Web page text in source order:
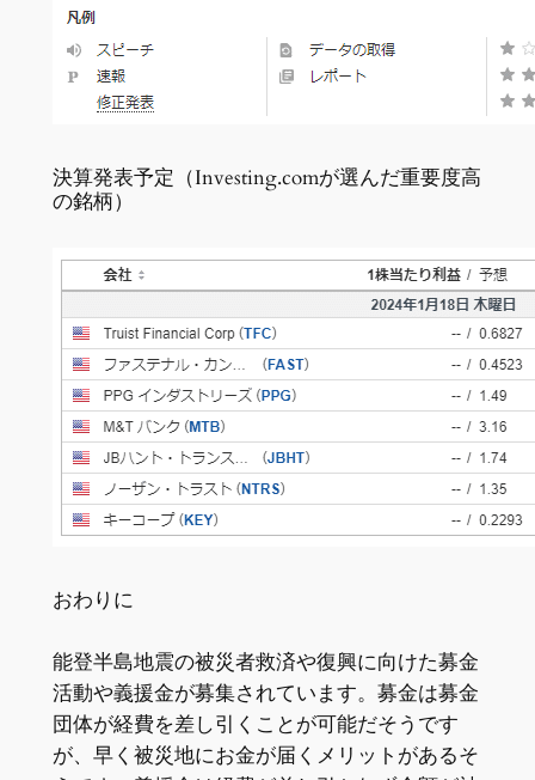
決算発表予定（Investing.comが選んだ重要度高
の銘柄）
おわりに
能登半島地震の被災者救済や復興に向けた募金
活動や義援金が募集されています。募金は募金
団体が経費を差し引くことが可能だそうです
が、早く被災地にお金が届くメリットがあるそ